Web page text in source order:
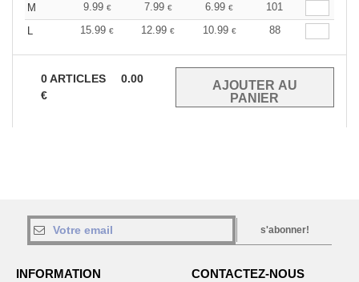
M 9.99 € 7.99 € 6.99 €
101
L
15.99 € 12.99 € 10.99 € 88
0ARTICLES
0.00
€
s'abonner!
INFORMATION CONTACTEZ-NOUS